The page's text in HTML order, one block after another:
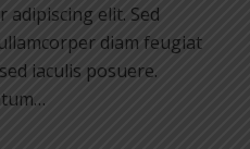
adipiscing elit. Sed
diam feugiat
iaculis posuere.